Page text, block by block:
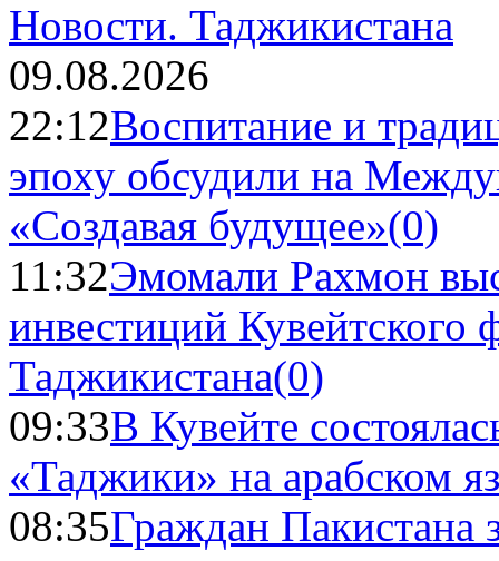
Новости. Таджикистана
09.08.2026
22:12Воспитание и
эпоху обсудили на
«Создавая будущее»(0)
11:32Эмомали Рахмон
инвестиций Кувейтского
Таджикистана(0)
09:33В Кувейте
«Таджики» на арабском
08:35Граждан Пакистана